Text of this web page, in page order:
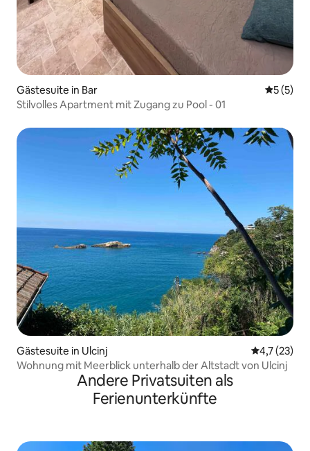
Gästesuite in Bar
5 (5)
Stilvolles Apartment mit Zugang zu Pool - 01
Gästesuite in Ulcinj
4,7 (23)
Wohnung mit Meerblick unterhalb der Altstadt von Ulcinj
Andere Privatsuiten als
Ferienunterkünfte